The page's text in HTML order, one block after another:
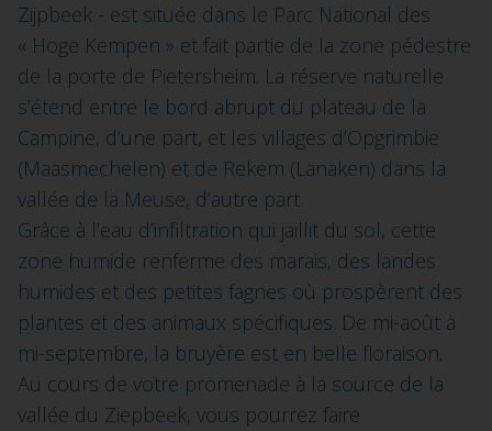
Zijpbeek - est située dans le Parc National des
« Hoge Kempen » et fait partie de la zone pédestre
de la porte de Pietersheim. La réserve naturelle
s’étend entre le bord abrupt du plateau de la
Campine, d’une part, et les villages d’Opgrimbie
(Maasmechelen) et de Rekem (Lanaken) dans la
vallée de la Meuse, d’autre part.
Grâce à l’eau d’infiltration qui jaillit du sol, cette
zone humide renferme des marais, des landes
humides et des petites fagnes où prospèrent des
plantes et des animaux spécifiques. De mi-août à
mi-septembre, la bruyère est en belle floraison.
Au cours de votre promenade à la source de la
vallée du Ziepbeek, vous pourrez faire